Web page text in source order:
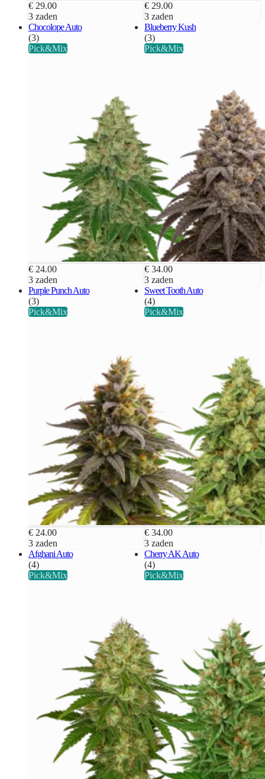
€ 29.00
3 zaden
€ 29.00
3 zaden
Chocolope Auto
(3)
Pick&Mix
€ 24.00
3 zaden
Blueberry Kush
(3)
Pick&Mix
€ 34.00
3 zaden
Purple Punch Auto
(3)
Pick&Mix
€ 24.00
3 zaden
Sweet Tooth Auto
(4)
Pick&Mix
€ 34.00
3 zaden
Afghani Auto
(4)
Pick&Mix
Cherry AK Auto
(4)
Pick&Mix